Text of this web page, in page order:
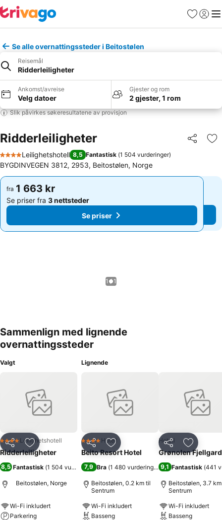
Favoritter
Logg
Se alle overnattingssteder i Beitostølen
Reisemål
Ridderleiligheter
Ankomst/avreise
Velg datoer
Gjester og rom
2 gjester, 1 rom
Slik påvirkes søkeresultatene av provisjon
Ridderleiligheter Del
4 Stjerner
Leilighetshotell 8,5 Fantastisk (1 504 vurderinger)
BYGDINVEGEN 3812, 2953, Beitostølen, Norge
fra 1 663 kr
Se priser fra 3 nettsteder
Se priser
fra 1 663 kr
Se priser fra 3 nettsteder
Se priser
1 / 1
Sammenlign med lignende
overnattingssteder
Valgt
Del Legg til i favoritter
4 StjernerLeilighetshotell
Ridderleiligheter
8,5 Fantastisk (1 504 vurderinger)
Beitostølen, Norge
Wi-Fi inkludert
Parkering
Lignende
Del Legg til i favoritter
4 StjernerHotell
Beito Resort Hotel
7,9 Bra (1 480 vurderinger)
Beitostølen, 0.2 km til
Sentrum
Wi-Fi inkludert
Basseng
Del Legg til
Hotell
Grønolen Fjellgard
9,1 Fantastisk (441
Beitostølen, 3.7
Sentrum
Wi-Fi inkludert
Basseng